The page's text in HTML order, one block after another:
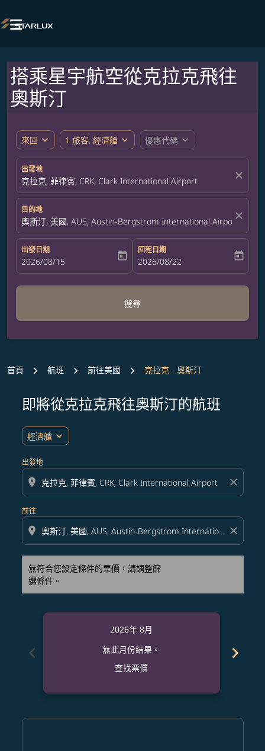

搭乘星宇航空從克拉克飛往
奧斯汀
來回 expand_more 1 旅客, 經濟艙 expand_more 優惠代碼 expand_more
出發地
克拉克, 菲律賓, CRK, Clark International Airport close
目的地
奧斯汀, 美國, AUS, Austin-Bergstrom International Airportclose
出發日期
fc-booking-departure-date-aria-label
2026/08/15 today
回程日期
fc-booking-return-date-aria-label
2026/08/22 today
搜尋
首頁 航班 前往美國 克拉克 - 奧斯汀
即將從克拉克飛往奧斯汀的航班
經濟艙 expand_more
出發地
location_on close
前往
location_on close
無符合您設定條件的票價，請調整篩
選條件。
無符合您設定條件的票價，請調整篩選條件。
chevron_left
2026年 8月
無此月份結果。
查找票價
chevron_right